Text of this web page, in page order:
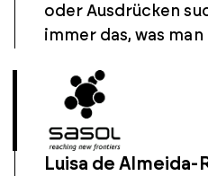
oder Ausdrücken
immer das, was man
Luisa de Almeida-